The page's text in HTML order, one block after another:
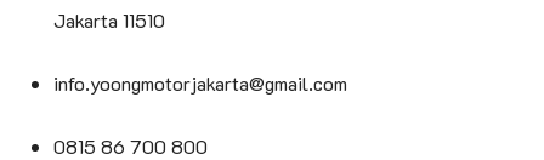
Jakarta 11510
info.yoongmotorjakarta@gmail.com
0815 86 700 800